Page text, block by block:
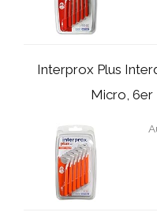
Interprox Plus
Micro, 6er